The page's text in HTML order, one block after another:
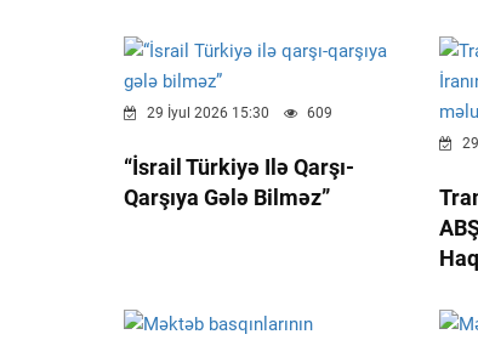
29 İyul 2026 15:30 609
“İsrail Türkiyə Ilə Qarşı-
Qarşıya Gələ Bilməz”